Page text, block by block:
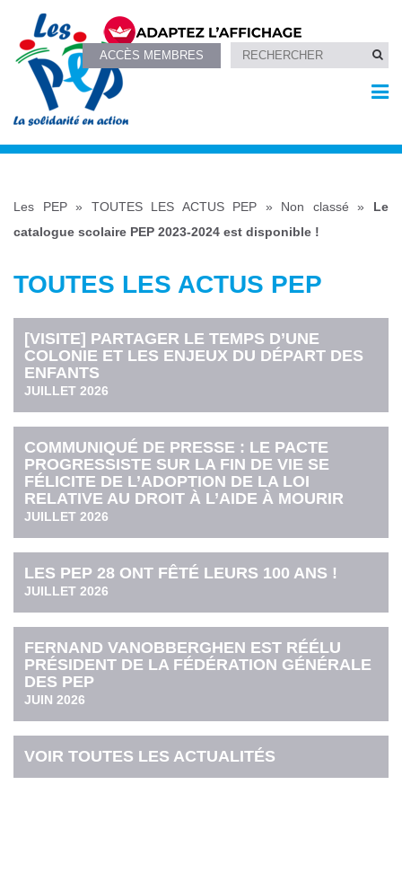
ACCÈS MEMBRES
Les PEP» TOUTES LES ACTUS PEP » Non classé » Le
catalogue scolaire PEP 2023-2024 est disponible !
TOUTES LES ACTUS PEP
[VISITE] PARTAGER LE TEMPS D’UNE
COLONIE ET LES ENJEUX DU DÉPART DES
ENFANTS
JUILLET 2026
COMMUNIQUÉ DE PRESSE : LE PACTE
PROGRESSISTE SUR LA FIN DE VIE SE
FÉLICITE DE L’ADOPTION DE LA LOI
RELATIVE AU DROIT À L’AIDE À MOURIR
JUILLET 2026
LES PEP 28 ONT FÊTÉ LEURS 100 ANS !
JUILLET 2026
FERNAND VANOBBERGHEN EST RÉÉLU
PRÉSIDENT DE LA FÉDÉRATION GÉNÉRALE
DES PEP
JUIN 2026
VOIR TOUTES LES ACTUALITÉS